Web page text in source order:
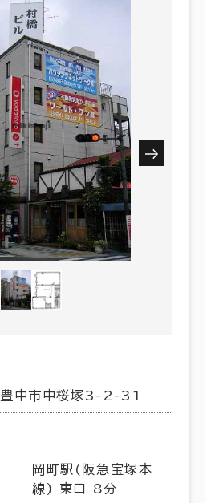
豊中市中桜塚3-2-31
岡町駅(阪急宝塚本
線) 東口 8分